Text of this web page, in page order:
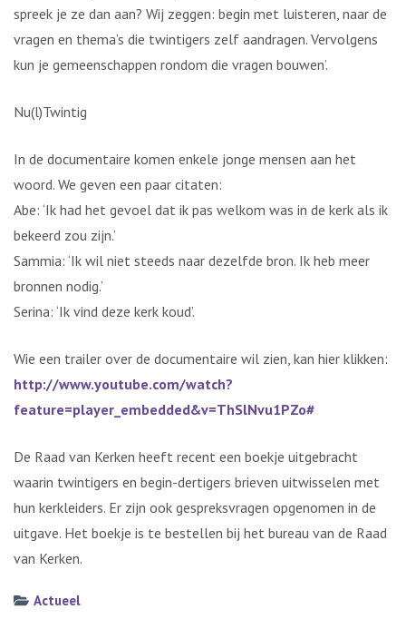
spreek je ze dan aan? Wij zeggen: begin met luisteren, naar de
vragen en thema’s die twintigers zelf aandragen. Vervolgens
kun je gemeenschappen rondom die vragen bouwen’.
Nu(l)Twintig
In de documentaire komen enkele jonge mensen aan het
woord. We geven een paar citaten:
Abe: ‘Ik had het gevoel dat ik pas welkom was in de kerk als ik
bekeerd zou zijn.’
Sammia: ‘Ik wil niet steeds naar dezelfde bron. Ik heb meer
bronnen nodig.’
Serina: ‘Ik vind deze kerk koud’.
Wie een trailer over de documentaire wil zien, kan hier klikken:
http://www.youtube.com/watch?
feature=player_embedded&v=ThSlNvu1PZo#
De Raad van Kerken heeft recent een boekje uitgebracht
waarin twintigers en begin-dertigers brieven uitwisselen met
hun kerkleiders. Er zijn ook gespreksvragen opgenomen in de
uitgave. Het boekje is te bestellen bij het bureau van de Raad
van Kerken.
Actueel